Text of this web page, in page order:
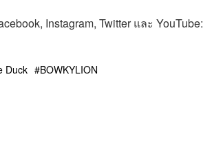
Instagram, Twitter และ YouTube:
Duck BOWKYLION